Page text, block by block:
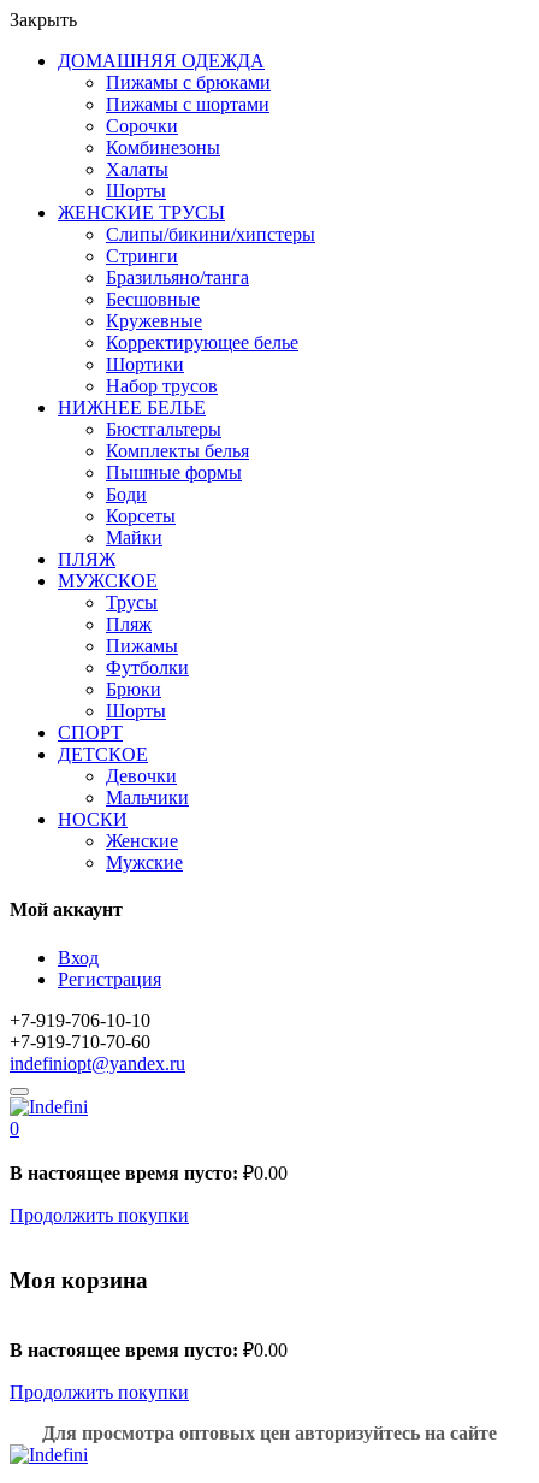
Закрыть
ДОМАШНЯЯ ОДЕЖДА
Пижамы с брюками
Пижамы с шортами
Сорочки
Комбинезоны
Халаты
Шорты
ЖЕНСКИЕ ТРУСЫ
Слипы/бикини/хипстеры
Стринги
Бразильяно/танга
Бесшовные
Кружевные
Корректирующее белье
Шортики
Набор трусов
НИЖНЕЕ БЕЛЬЕ
Бюстгальтеры
Комплекты белья
Пышные формы
Боди
Корсеты
Майки
ПЛЯЖ
МУЖСКОЕ
Трусы
Пляж
Пижамы
Футболки
Брюки
Шорты
СПОРТ
ДЕТСКОЕ
Девочки
Мальчики
НОСКИ
Женские
Мужские
Мой аккаунт
Вход
Регистрация
+7-919-706-10-10
+7-919-710-70-60
indefiniopt@yandex.ru
0
В настоящее время пусто: ₽0.00
Продолжить покупки
Моя корзина
В настоящее время пусто: ₽0.00
Продолжить покупки
Для просмотра оптовых цен авторизуйтесь на сайте